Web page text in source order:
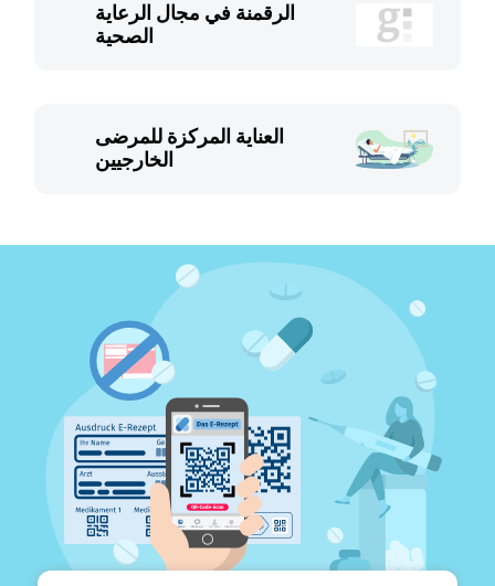
الرقمنة في مجال الرعاية
الصحية
العناية المركزة للمرضى
الخارجيين